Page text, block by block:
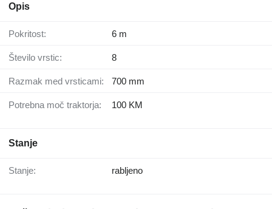
Opis
Pokritost: 6 m
Število vrstic: 8
Razmak med vrsticami: 700 mm
Potrebna moč traktorja: 100 KM
Stanje
Stanje: rabljeno